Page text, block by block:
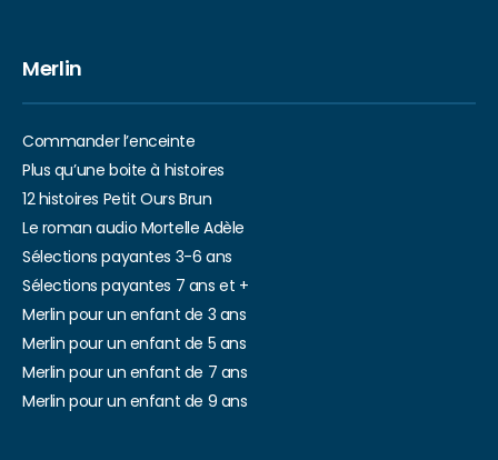
Merlin
Commander l’enceinte
Plus qu’une boite à histoires
12 histoires Petit Ours Brun
Le roman audio Mortelle Adèle
Sélections payantes 3-6 ans
Sélections payantes 7 ans et +
Merlin pour un enfant de 3 ans
Merlin pour un enfant de 5 ans
Merlin pour un enfant de 7 ans
Merlin pour un enfant de 9 ans